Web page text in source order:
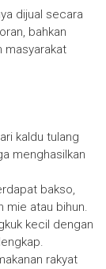
dijual secara
bahkan
masyarakat
kaldu tulang
menghasilkan
bakso,
mie atau bihun.
kecil dengan
rakyat